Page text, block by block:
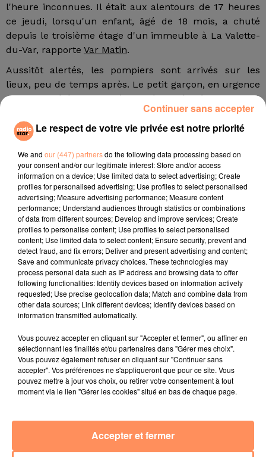
l'heure inconnues. Il était aux alentours de 17 heures
ce jeudi, lorsqu'un enfant, âgé de 18 mois, a chuté
depuis le troisième étage d'un immeuble à La Valette-
du-Var, rapporte Var Matin.
Aussitôt alertés, les pompiers sont arrivés sur les
lieux, peu de temps après. Le petit garçon, en urgence
absolue, a été transporté par hélicoptère à l'hôpital de
La Timone de Marseille. La police nationale s'est
également rendue sur les lieux, une enquête a été
ouverte.
fil actus
4 juillet 2022
Radio Star Live avec Dadju
27 juin 2022
Marseille : une application pour mettre en
relation extras et...
27 juin 2022
Le cocholed pour jouer à la pétanque
10 mai 2022
Toulon : des quais électrifiés pour 2023 !
10 mai 2022
Cassis organise sa traditionnelle "Fête du vin"
Marseille : appel à témoins pour retrouver
Le respect de votre vie privée est notre priorité
We and our (447) partnersdo the following data processing based on
your consent and/or our legitimate interest: Store and/or access
information on a device; Use limited data to select advertising; Create
profiles for personalised advertising; Use profiles to select personalised
advertising; Measure advertising performance; Measure content
performance; Understand audiences through statistics or combinations
of data from different sources; Develop and improve services; Create
profiles to personalise content; Use profiles to select personalised
content; Use limited data to select content; Ensure security, prevent and
detect fraud, and fix errors; Deliver and present advertising and content;
Save and communicate privacy choices. These technologies may
process personal data such as IP address and browsing data to offer
following functionalities: Identify devices based on information actively
requested; Use precise geolocation data; Match and combine data from
other data sources; Link different devices; Identify devices based on
information transmitted automatically.
Vous pouvez accepter en cliquant sur "Accepter et fermer", ou affiner en
sélectionnant les finalités et/ou partenaires dans "Gérer mes choix".
Vous pouvez également refuser en cliquant sur "Continuer sans
accepter". Vos préférences ne s'appliqueront que pour ce site. Vous
pouvez mettre à jour vos choix, ou retirer votre consentement à tout
moment via le lien "Gérer les cookies" situé en bas de chaque page.
Accepter et fermer
Continuer sans accepter